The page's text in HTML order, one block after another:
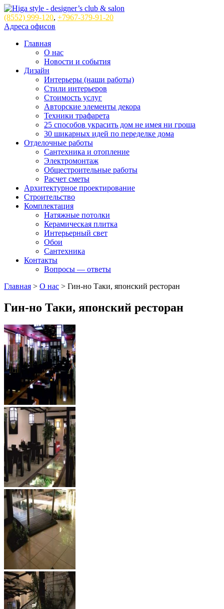
(8552) 999-120, +7967-379-91-20
Адреса офисов
Главная
О нас
Новости и события
Дизайн
Интерьеры (наши работы)
Стили интерьеров
Стоимость услуг
Авторские элементы декора
Техники трафарета
25 способов украсить дом не имея ни гроша
30 шикарных идей по переделке дома
Отделочные работы
Сантехника и отопление
Электромонтаж
Общестроительные работы
Расчет сметы
Архитектурное проектирование
Строительство
Комплектация
Натяжные потолки
Керамическая плитка
Интерьерный свет
Обои
Сантехника
Контакты
Вопросы — ответы
Главная > О нас > Гин-но Таки, японский ресторан
Гин-но Таки, японский ресторан